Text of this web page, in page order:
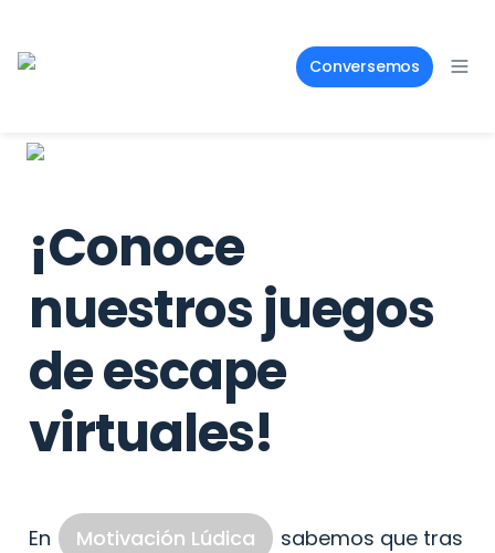
Conversemos
¡Conoce
nuestros juegos
de escape
virtuales!
En Motivación Lúdica
sabemos que tras